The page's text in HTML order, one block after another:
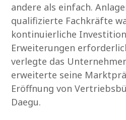
andere als einfach.
qualifizierte Fachkräfte
kontinuierliche
Erweiterungen
verlegte das
erweiterte seine
Eröffnung von
Daegu.